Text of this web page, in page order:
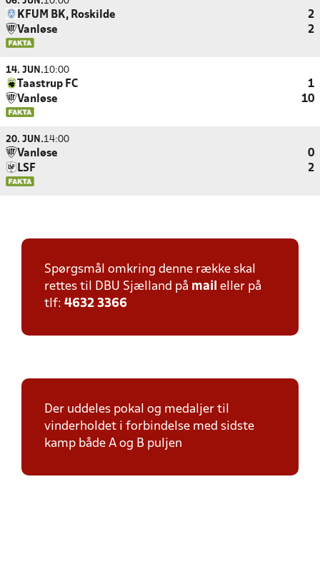
KFUM BK, Roskilde
2
Vanløse
2
14. JUN.10:00
Taastrup FC
1
Vanløse
10
20. JUN.14:00
Vanløse
0
LSF
2
Spørgsmål omkring denne række skal
rettes til DBU Sjælland på mail eller på
tlf: 4632 3366
Der uddeles pokal og medaljer til
vinderholdet i forbindelse med sidste
kamp både A og B puljen